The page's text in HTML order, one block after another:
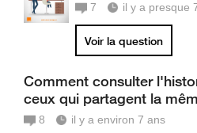
7 il y a presque
Voir la question
Comment consulter
ceux qui partagent la
8 il y a environ 7 ans